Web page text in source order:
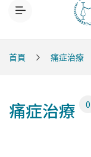
首頁 痛症治療
痛症治療 0